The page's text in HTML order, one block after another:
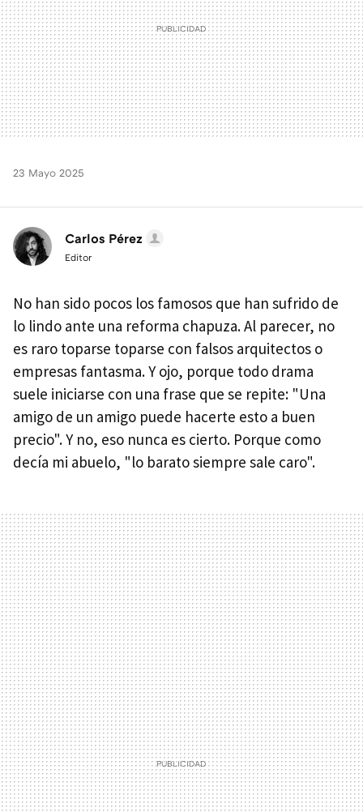
23 Mayo 2025
Carlos Pérez
Editor
No han sido pocos los famosos que han sufrido de
lo lindo ante una reforma chapuza. Al parecer, no
es raro toparse toparse con falsos arquitectos o
empresas fantasma. Y ojo, porque todo drama
suele iniciarse con una frase que se repite: "Una
amigo de un amigo puede hacerte esto a buen
precio". Y no, eso nunca es cierto. Porque como
decía mi abuelo, "lo barato siempre sale caro".